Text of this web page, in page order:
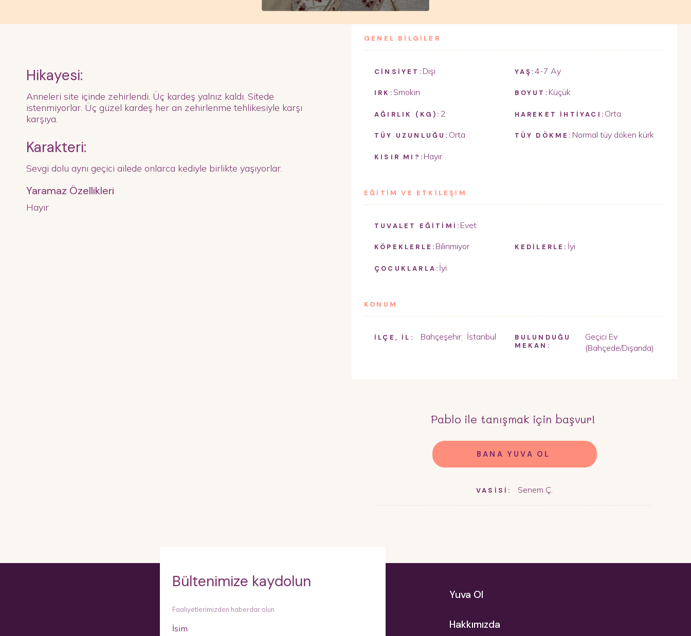
Hikayesi:
Anneleri site içinde zehirlendi. Üç kardeş yalnız kaldı. Sitede
istenmiyorlar. Üç güzel kardeş her an zehirlenme tehlikesiyle karşı
karşıya.
Karakteri:
Sevgi dolu aynı geçici ailede onlarca kediyle birlikte yaşıyorlar.
Yaramaz Özellikleri
Hayır
GENEL BİLGİLER
CİNSİYET: Dişi YAŞ:4-7 Ay
IRK: Smokin BOYUT: Küçük
AĞIRLIK (KG): 2 HAREKET İHTİYACI: Orta
TÜY UZUNLUĞU: Orta TÜY DÖKME: Normal tüy döken kürk
KISIR MI?: Hayır
EĞİTİM VE ETKİLEŞİM
TUVALET EĞİTİMİ: Evet
KÖPEKLERLE: Bilinmiyor KEDİLERLE: İyi
ÇOCUKLARLA: İyi
KONUM
İLÇE, İL: Bahçeşehir, İstanbul
BULUNDUĞU
MEKAN:
Geçici Ev
(Bahçede/Dışarıda)
Pablo ile tanışmak için başvur!
BANA YUVA OL
VASİSİ: Senem Ç.
Bültenimize kaydolun
Faaliyetlerimizden haberdar olun
İsim
Yuva Ol
Hakkımızda